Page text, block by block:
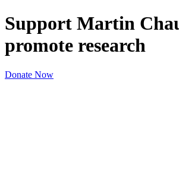
Support Martin
promote research
Donate Now